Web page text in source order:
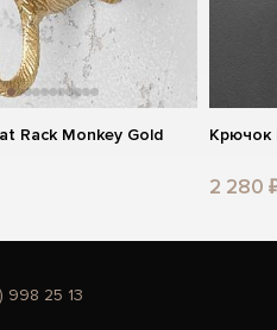
Rack Monkey Gold Крючок
2 280
998 25 13